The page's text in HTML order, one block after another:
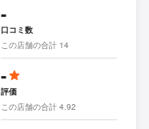
-
口コミ数
この店舗の合計 14
-
評価
この店舗の合計 4.92